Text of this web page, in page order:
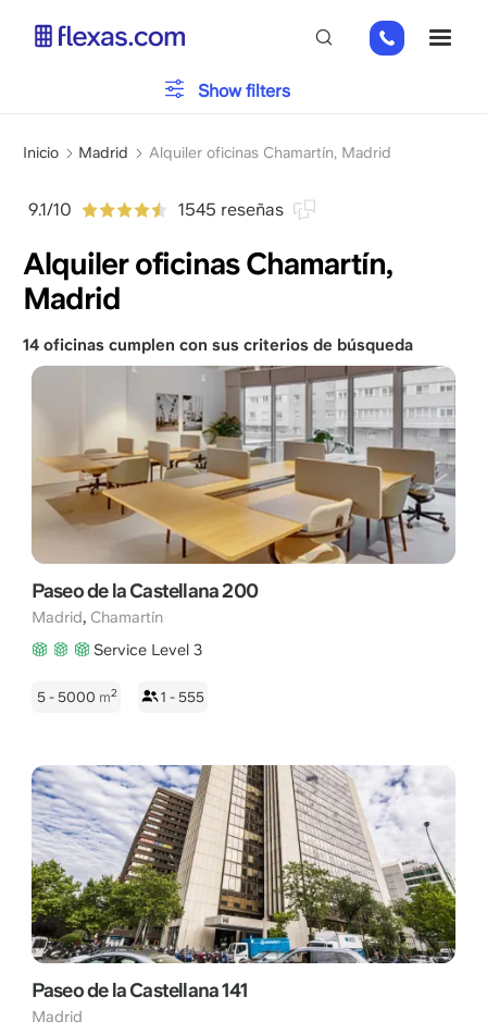
+31
202
Sobrescribir
de
a
la
navegación
Inicio Madrid Alquiler oficinas Chamartín, Madrid
9.1/10 1545 reseñas
Alquiler oficinas Chamartín,
Madrid
Aparcamiento
Servicios
Show filters
14 oficinas cumplen con sus criterios de búsqueda
Paseo de la Castellana 200
Madrid, Chamartín
Service Level 3
5 - 5000 m2 1 - 555
Paseo de la Castellana 141
Madrid